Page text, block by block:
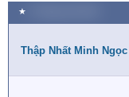
a
c
i
n
★
Thập Nhất Minh Ngọc